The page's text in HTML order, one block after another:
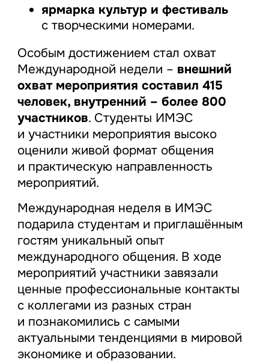
ярмарка культур и фестиваль
с творческими номерами.
Особым достижением стал охват
Международной недели – внешний
охват мероприятия составил 415
человек, внутренний – более 800
участников. Студенты ИМЭС
и участники мероприятия высоко
оценили живой формат общения
и практическую направленность
мероприятий.
Международная неделя в ИМЭС
подарила студентам и приглашённым
гостям уникальный опыт
международного общения. В ходе
мероприятий участники завязали
ценные профессиональные контакты
с коллегами из разных стран
и познакомились с самыми
актуальными тенденциями в мировой
экономике и образовании.